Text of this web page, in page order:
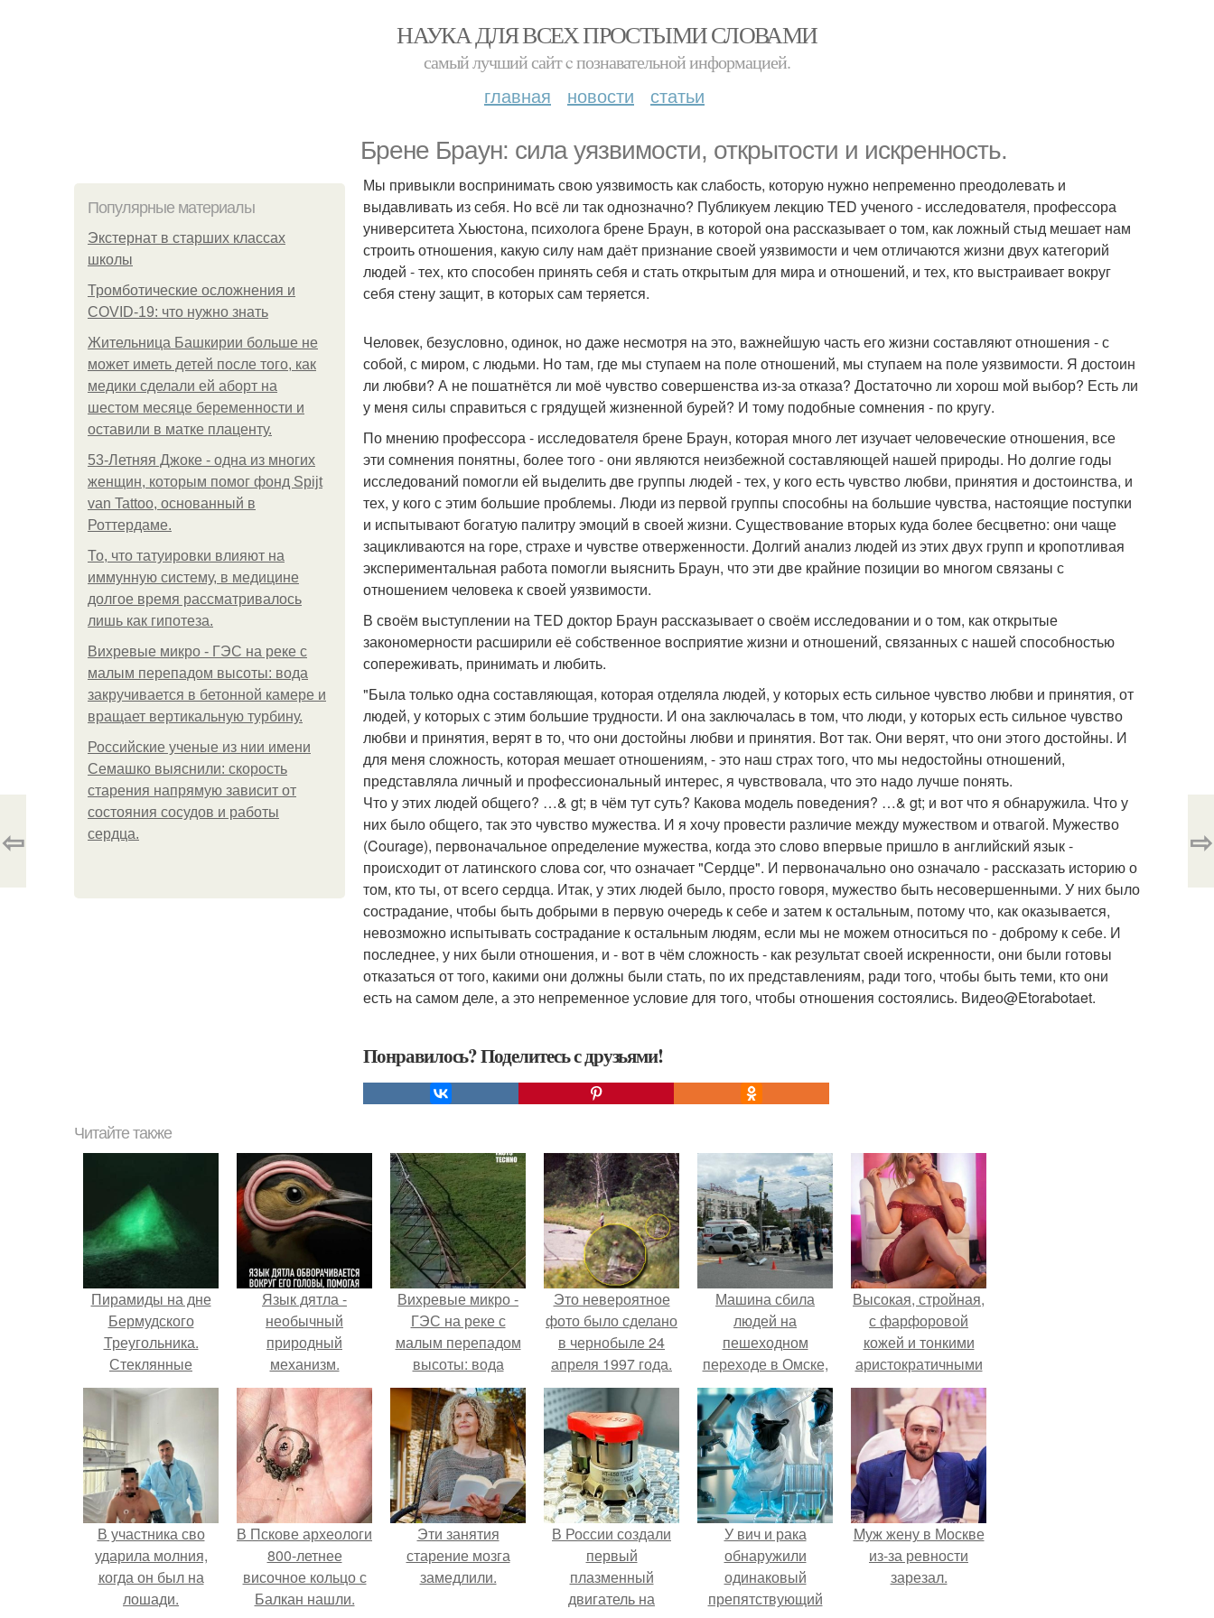
НАУКА ДЛЯ ВСЕХ ПРОСТЫМИ СЛОВАМИ
самый лучший сайт c познавательной информацией.
главная новости статьи
Брене Браун: сила уязвимости, открытости и искренность.
Популярные материалы
Экстернат в старших классах
школы
Тромботические осложнения и
COVID-19: что нужно знать
Жительница Башкирии больше не
может иметь детей после того, как
медики сделали ей аборт на
шестом месяце беременности и
оставили в матке плаценту.
53-Летняя Джоке - одна из многих
женщин, которым помог фонд Spijt
van Tattoo, основанный в
Роттердаме.
То, что татуировки влияют на
иммунную систему, в медицине
долгое время рассматривалось
лишь как гипотеза.
Вихревые микро - ГЭС на реке с
малым перепадом высоты: вода
закручивается в бетонной камере и
вращает вертикальную турбину.
Российские ученые из нии имени
Семашко выяснили: скорость
старения напрямую зависит от
состояния сосудов и работы
сердца.
Мы привыкли воспринимать свою уязвимость как слабость, которую нужно непременно преодолевать и
выдавливать из себя. Но всё ли так однозначно? Публикуем лекцию TED ученого - исследователя, профессора
университета Хьюстона, психолога брене Браун, в которой она рассказывает о том, как ложный стыд мешает нам
строить отношения, какую силу нам даёт признание своей уязвимости и чем отличаются жизни двух категорий
людей - тех, кто способен принять себя и стать открытым для мира и отношений, и тех, кто выстраивает вокруг
себя стену защит, в которых сам теряется.
Человек, безусловно, одинок, но даже несмотря на это, важнейшую часть его жизни составляют отношения - с
собой, с миром, с людьми. Но там, где мы ступаем на поле отношений, мы ступаем на поле уязвимости. Я достоин
ли любви? А не пошатнётся ли моё чувство совершенства из-за отказа? Достаточно ли хорош мой выбор? Есть ли
у меня силы справиться с грядущей жизненной бурей? И тому подобные сомнения - по кругу.
По мнению профессора - исследователя брене Браун, которая много лет изучает человеческие отношения, все
эти сомнения понятны, более того - они являются неизбежной составляющей нашей природы. Но долгие годы
исследований помогли ей выделить две группы людей - тех, у кого есть чувство любви, принятия и достоинства, и
тех, у кого с этим большие проблемы. Люди из первой группы способны на большие чувства, настоящие поступки
и испытывают богатую палитру эмоций в своей жизни. Существование вторых куда более бесцветно: они чаще
зацикливаются на горе, страхе и чувстве отверженности. Долгий анализ людей из этих двух групп и кропотливая
экспериментальная работа помогли выяснить Браун, что эти две крайние позиции во многом связаны с
отношением человека к своей уязвимости.
В своём выступлении на TED доктор Браун рассказывает о своём исследовании и о том, как открытые
закономерности расширили её собственное восприятие жизни и отношений, связанных с нашей способностью
сопереживать, принимать и любить.
"Была только одна составляющая, которая отделяла людей, у которых есть сильное чувство любви и принятия, от
людей, у которых с этим большие трудности. И она заключалась в том, что люди, у которых есть сильное чувство
любви и принятия, верят в то, что они достойны любви и принятия. Вот так. Они верят, что они этого достойны. И
для меня сложность, которая мешает отношениям, - это наш страх того, что мы недостойны отношений,
представляла личный и профессиональный интерес, я чувствовала, что это надо лучше понять.
Что у этих людей общего? …& gt; в чём тут суть? Какова модель поведения? …& gt; и вот что я обнаружила. Что у
них было общего, так это чувство мужества. И я хочу провести различие между мужеством и отвагой. Мужество
(Courage), первоначальное определение мужества, когда это слово впервые пришло в английский язык -
происходит от латинского слова cor, что означает "Сердце". И первоначально оно означало - рассказать историю о
том, кто ты, от всего сердца. Итак, у этих людей было, просто говоря, мужество быть несовершенными. У них было
сострадание, чтобы быть добрыми в первую очередь к себе и затем к остальным, потому что, как оказывается,
невозможно испытывать сострадание к остальным людям, если мы не можем относиться по - доброму к себе. И
последнее, у них были отношения, и - вот в чём сложность - как результат своей искренности, они были готовы
отказаться от того, какими они должны были стать, по их представлениям, ради того, чтобы быть теми, кто они
есть на самом деле, а это непременное условие для того, чтобы отношения состоялись. Видео@Etorabotaet.
Понравилось? Поделитесь с друзьями!
⇦ ⇨
Читайте также
Пирамиды на дне
Бермудского
Треугольника.
Стеклянные
пирамиды на дне
бермудского
треугольника.
Язык дятла -
необычный
природный
механизм.
Вихревые микро -
ГЭС на реке с
малым перепадом
высоты: вода
закручивается в
бетонной камере и
вращает
вертикальную
турбину.
Это невероятное
фото было сделано
в чернобыле 24
апреля 1997 года.
Машина сбила
людей на
пешеходном
переходе в Омске,
пострадали 8
человек.
Высокая, стройная,
с фарфоровой
кожей и тонкими
аристократичными
чертами, эль
выглядит так, будто
сошла с полотна
художника.
В участника сво
ударила молния,
когда он был на
лошади.
В Пскове археологи
800-летнее
височное кольцо с
Балкан нашли.
Эти занятия
старение мозга
замедлили.
В России создали
первый
плазменный
двигатель на
У вич и рака
обнаружили
одинаковый
препятствующий
Mуж жену в Москве
из-за ревности
зарезал.